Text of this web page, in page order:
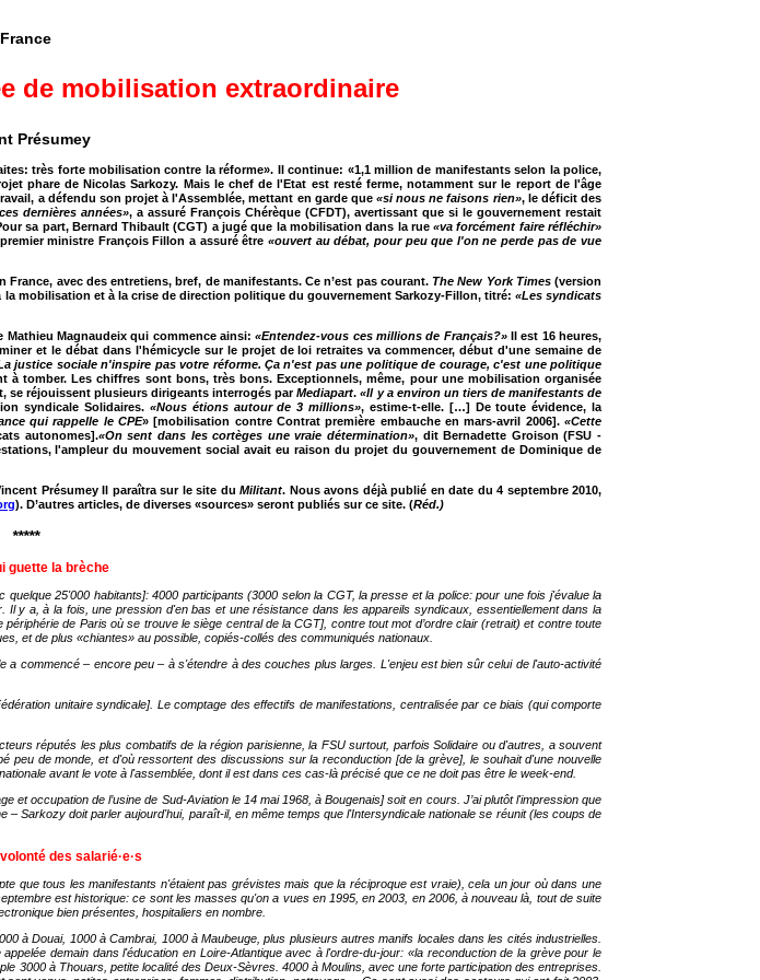
France
de mobilisation extraordinaire
Présumey
très forte mobilisation contre la réforme». Il continue: «1,1 million de manifestants selon la police,
phare de Nicolas Sarkozy. Mais le chef de l'Etat est resté ferme, notamment sur le report de l'âge
a défendu son projet à l'Assemblée, mettant en garde que«si nous ne faisons rien», le déficit des
dernières années», a assuré François Chérèque (CFDT), avertissant que si le gouvernement restait
sa part, Bernard Thibault (CGT) a jugé que la mobilisation dans la rue«va forcément faire réfléchir»
ministre François Fillon a assuré être«ouvert au débat, pour peu que l'on ne perde pas de vue
avec des entretiens, bref, de manifestants. Ce n’est pas courant. The New York Times(version
mobilisation et à la crise de direction politique du gouvernement Sarkozy-Fillon, titré: «Les syndicats
Mathieu Magnaudeix qui commence ainsi:«Entendez-vous ces millions de Français?»Il est 16 heures,
et le débat dans l'hémicycle sur le projet de loi retraites va commencer, début d'une semaine de
justice sociale n'inspire pas votre réforme. Ça n'est pas une politique de courage, c'est une politique
tomber. Les chiffres sont bons, très bons. Exceptionnels, même, pour une mobilisation organisée
se réjouissent plusieurs dirigeants interrogés parMediapart.«Il y a environ un tiers de manifestants de
syndicale Solidaires. «Nous étions autour de 3 millions», estime-t-elle. […] De toute évidence, la
qui rappelle le CPE» [mobilisation contre Contrat première embauche en mars-avril 2006].«Cette
autonomes].«On sent dans les cortèges une vraie détermination», dit Bernadette Groison (FSU -
l'ampleur du mouvement social avait eu raison du projet du gouvernement de Dominique de
Présumey Il paraîtra sur le site duMilitant. Nous avons déjà publié en date du 4 septembre 2010,
). D’autres articles, de diverses «sources» seront publiés sur ce site. (Réd.)
*****
guette la brèche
25'000 habitants]: 4000 participants (3000 selon la CGT, la presse et la police: pour une fois j'évalue la
y a, à la fois, une pression d'en bas et une résistance dans les appareils syndicaux, essentiellement dans la
de Paris où se trouve le siège central de la CGT], contre tout mot d’ordre clair (retrait) et contre toute
et de plus «chiantes» au possible, copiés-collés des communiqués nationaux.
commencé – encore peu – à s'étendre à des couches plus larges. L'enjeu est bien sûr celui de l'auto-activité
unitaire syndicale]. Le comptage des effectifs de manifestations, centralisée par ce biais (qui comporte
réputés les plus combatifs de la région parisienne, la FSU surtout, parfois Solidaire ou d'autres, a souvent
peu de monde, et d'où ressortent des discussions sur la reconduction [de la grève], le souhait d'une nouvelle
avant le vote à l'assemblée, dont il est dans ces cas-là précisé que ce ne doit pas être le week-end.
occupation de l’usine de Sud-Aviation le 14 mai 1968, à Bougenais] soit en cours. J’ai plutôt l'impression que
Sarkozy doit parler aujourd'hui, paraît-il, en même temps que l'Intersyndicale nationale se réunit (les coups de
des salarié·e·s
que tous les manifestants n'étaient pas grévistes mais que la réciproque est vraie), cela un jour où dans une
est historique: ce sont les masses qu'on a vues en 1995, en 2003, en 2006, à nouveau là, tout de suite
bien présentes, hospitaliers en nombre.
à Douai, 1000 à Cambrai, 1000 à Maubeuge, plus plusieurs autres manifs locales dans les cités industrielles.
demain dans l'éducation en Loire-Atlantique avec à l'ordre-du-jour: «la reconduction de la grève pour le
3000 à Thouars, petite localité des Deux-Sèvres. 4000 à Moulins, avec une forte participation des entreprises.